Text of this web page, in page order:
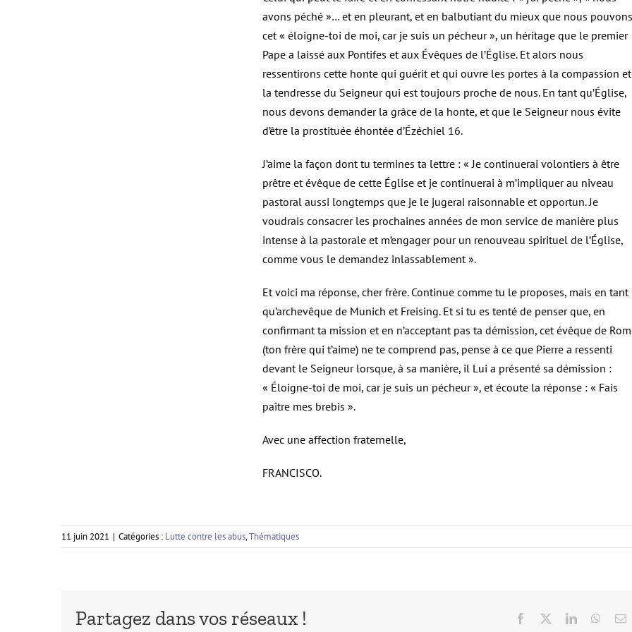
avons péché »… et en pleurant, et en balbutiant du mieux que nous pouvons
cet « éloigne-toi de moi, car je suis un pécheur », un héritage que le premier
Pape a laissé aux Pontifes et aux Évêques de l’Église. Et alors nous
ressentirons cette honte qui guérit et qui ouvre les portes à la compassion
la tendresse du Seigneur qui est toujours proche de nous. En tant qu’Église,
nous devons demander la grâce de la honte, et que le Seigneur nous évite
d’être la prostituée éhontée d’Ézéchiel 16.
J’aime la façon dont tu termines ta lettre : « Je continuerai volontiers à être
prêtre et évêque de cette Église et je continuerai à m’impliquer au niveau
pastoral aussi longtemps que je le jugerai raisonnable et opportun. Je
voudrais consacrer les prochaines années de mon service de manière plus
intense à la pastorale et m’engager pour un renouveau spirituel de l’Église,
comme vous le demandez inlassablement ».
Et voici ma réponse, cher frère. Continue comme tu le proposes, mais en tant
qu’archevêque de Munich et Freising. Et si tu es tenté de penser que, en
confirmant ta mission et en n’acceptant pas ta démission, cet évêque de
(ton frère qui t’aime) ne te comprend pas, pense à ce que Pierre a ressenti
devant le Seigneur lorsque, à sa manière, il Lui a présenté sa démission :
« Éloigne-toi de moi, car je suis un pécheur », et écoute la réponse : « Fais
paître mes brebis ».
Avec une affection fraternelle,
FRANCISCO.
11 juin 2021 | Catégories : Lutte contre les abus,Thématiques
Partagez dans vos réseaux ! Facebook LinkedIn